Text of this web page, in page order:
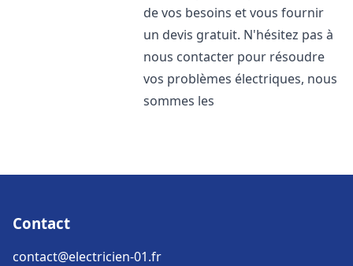
de vos besoins et vous fournir
un devis gratuit. N'hésitez pas à
nous contacter pour résoudre
vos problèmes électriques, nous
sommes les
Contact
contact@electricien-01.fr